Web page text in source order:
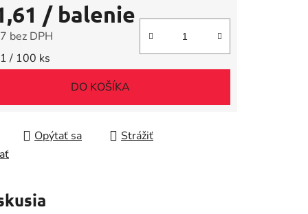
/ balenie
bez DPH
cena:
/ 100 ks
DO KOŠÍKA
Opýtať sa
Strážiť